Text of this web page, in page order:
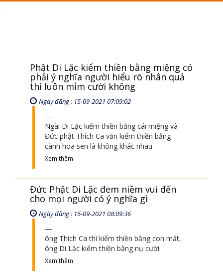
Phật Di Lặc kiểm thiền bằng miệng có
phải ý nghĩa người hiểu rõ nhân quả
thì luôn mỉm cười không
Ngày đăng : 15-09-2021 07:09:02
Ngài Di Lặc kiểm thiền bằng cái miệng và
Đức phật Thích Ca văn kiểm thiền bằng
cành hoa sen là không khác nhau
Xem thêm
Đức Phật Di Lặc đem niềm vui đến
cho mọi người có ý nghĩa gì
Ngày đăng : 16-09-2021 08:09:36
ông Thích Ca thì kiểm thiền bằng con mắt,
ông Di Lặc kiểm thiền bằng nụ cười
Xem thêm